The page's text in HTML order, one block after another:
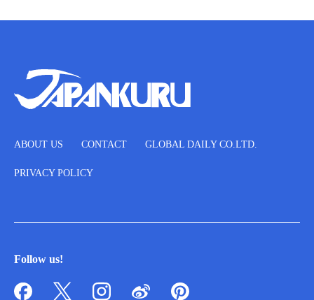
ABOUT US CONTACT GLOBAL DAILY CO.LTD.
PRIVACY POLICY
Follow us!